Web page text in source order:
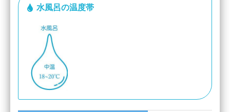
水風呂の温度帯